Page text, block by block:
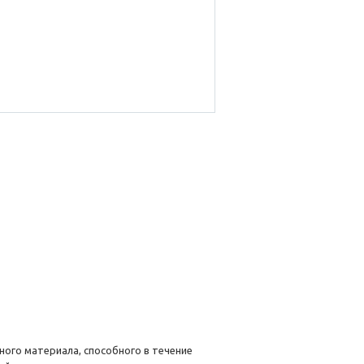
материала, способного в течение